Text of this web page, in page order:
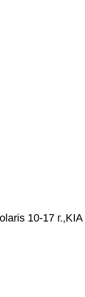
10-17 г.,KIA